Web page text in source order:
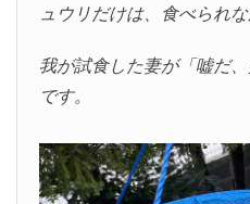
ュウリだけは、食べられな
我が試食した妻が「嘘だ
です。